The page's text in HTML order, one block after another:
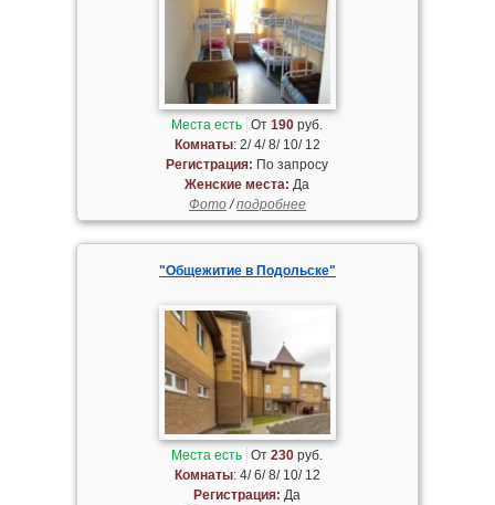
Места есть От190 руб.
Комнаты: 2/ 4/ 8/ 10/ 12
Регистрация: По запросу
Женские места: Да
Фото/подробнее
"Общежитие в Подольске"
Места есть От230 руб.
Комнаты: 4/ 6/ 8/ 10/ 12
Регистрация: Да